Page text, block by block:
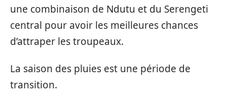
une combinaison de Ndutu et du Serengeti
central pour avoir les meilleures chances
d’attraper les troupeaux.
La saison des pluies est une période de
transition.